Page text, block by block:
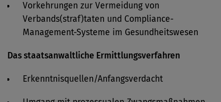
Vorkehrungen zur Vermeidung von
Verbands(straf)taten und Compliance-
Management-Systeme im Gesundheitswesen
Das staatsanwaltliche Ermittlungsverfahren
Erkenntnisquellen/Anfangsverdacht